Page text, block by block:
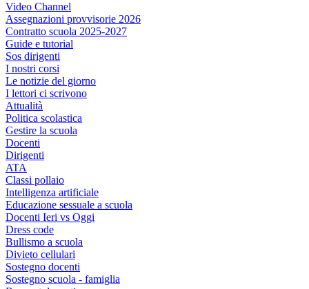
Video Channel
Assegnazioni provvisorie 2026
Contratto scuola 2025-2027
Guide e tutorial
Sos dirigenti
I nostri corsi
Le notizie del giorno
I lettori ci scrivono
Attualità
Politica scolastica
Gestire la scuola
Docenti
Dirigenti
ATA
Classi pollaio
Intelligenza artificiale
Educazione sessuale a scuola
Docenti Ieri vs Oggi
Dress code
Bullismo a scuola
Divieto cellulari
Sostegno docenti
Sostegno scuola - famiglia